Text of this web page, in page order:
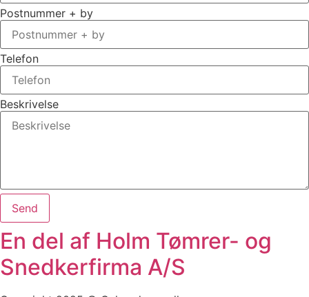
Postnummer + by
Telefon
Beskrivelse
Send
En del af Holm Tømrer- og
Snedkerfirma A/S